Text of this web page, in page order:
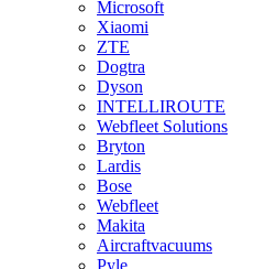
Microsoft
Xiaomi
ZTE
Dogtra
Dyson
INTELLIROUTE
Webfleet Solutions
Bryton
Lardis
Bose
Webfleet
Makita
Aircraftvacuums
Pyle